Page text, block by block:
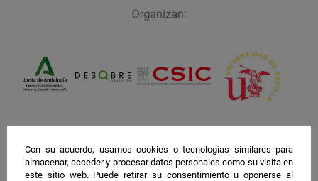
Con su acuerdo, usamos cookies o tecnologías similares para
almacenar, acceder y procesar datos personales como su visita en
este sitio web. Puede retirar su consentimiento u oponerse al